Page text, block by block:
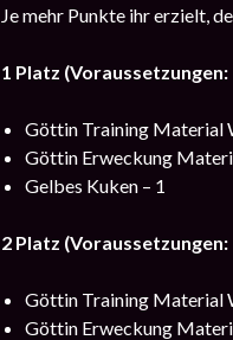
Je mehr Punkte ihr erzielt,
1 Platz
Göttin Training Material
Göttin Erweckung
Gelbes Kuken – 1
2 Platz
Göttin Training Material
Göttin Erweckung